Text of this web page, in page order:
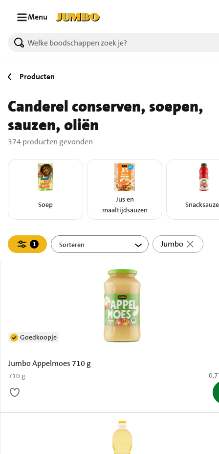
Menu
374 producten gevonden.
Producten
Canderel conserven, soepen,
sauzen, oliën
374 producten gevonden
Soep
Jus en
maaltijdsauzen
Filteren
1
actief
Jumbo
Jumbo Appelmoes 710 g
710 g
Goedkoopje
€